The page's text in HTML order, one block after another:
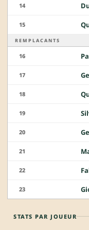
14
15
REMPLACANTS
16
17
18
19
20
21
22
23
STATS PAR JOUEUR